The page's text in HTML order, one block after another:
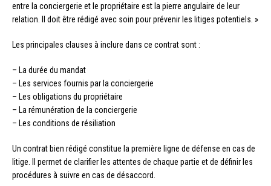
entre la conciergerie et le propriétaire est la pierre angulaire de leur
relation. Il doit être rédigé avec soin pour prévenir les litiges potentiels. »
Les principales clauses à inclure dans ce contrat sont :
– La durée du mandat
– Les services fournis par la conciergerie
– Les obligations du propriétaire
– La rémunération de la conciergerie
– Les conditions de résiliation
Un contrat bien rédigé constitue la première ligne de défense en cas de
litige. Il permet de clarifier les attentes de chaque partie et de définir les
procédures à suivre en cas de désaccord.